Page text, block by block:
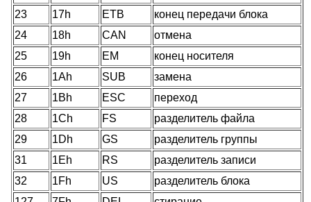
23
17h ETB
конец передачи блока
24
18h CAN
отмена
25
19h EM
конец носителя
26
1Ah SUB
замена
27
1Bh ESC
переход
28
1Ch FS
разделитель файла
29
1Dh GS
разделитель группы
31
1Eh RS
разделитель записи
32
1Fh US
разделитель блока